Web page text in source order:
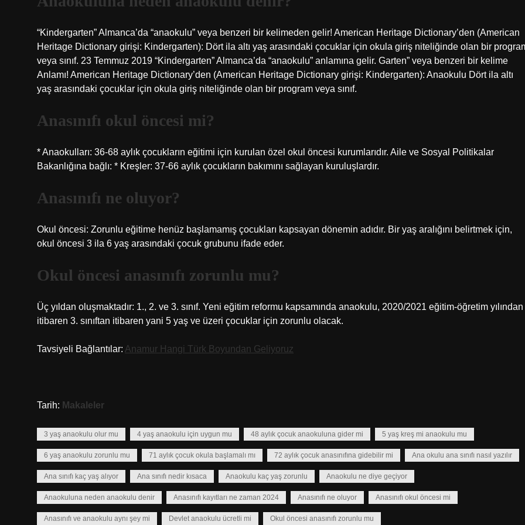
“Kindergarten” Almanca’da “anaokulu” veya benzeri bir kelimeden gelir! American Heritage Dictionary’den (American
Heritage Dictionary girişi: Kindergarten): Dört ila altı yaş arasındaki çocuklar için okula giriş niteliğinde olan bir
veya sınıf. 23 Temmuz 2019 “Kindergarten” Almanca’da “anaokulu” anlamına gelir. Garten” veya benzeri bir kelime
Anlamı! American Heritage Dictionary’den (American Heritage Dictionary girişi: Kindergarten): Anaokulu Dört ila altı
yaş arasındaki çocuklar için okula giriş niteliğinde olan bir program veya sınıf.
Anasınıfı okul öncesi mi?
* Anaokulları: 36-68 aylık çocukların eğitimi için kurulan özel okul öncesi kurumlarıdır. Aile ve Sosyal Politikalar
Bakanlığına bağlı: * Kreşler: 37-66 aylık çocukların bakımını sağlayan kuruluşlardır.
Anasınıfı ne oluyor?
Okul öncesi: Zorunlu eğitime henüz başlamamış çocukları kapsayan dönemin adıdır. Bir yaş aralığını belirtmek için,
okul öncesi 3 ila 6 yaş arasındaki çocuk grubunu ifade eder.
Okul öncesi anasınıfı zorunlu mu?
Üç yıldan oluşmaktadır: 1., 2. ve 3. sınıf. Yeni eğitim reformu kapsamında anaokulu, 2020/2021 eğitim-öğretim yılından
itibaren 3. sınıftan itibaren yani 5 yaş ve üzeri çocuklar için zorunlu olacak.
Tavsiyeli Bağlantılar: Anamur Hangi Türk Boyundan Geliyoruz
Tarih: Makaleler
3 yaş anaokulu olur mu 4 yaş anaokulu için uygun mu 48 aylık çocuk anaokuluna gider mi 5 yaş kreş mi anaokulu mu
6 yaş anaokulu zorunlu mu 71 aylık çocuk okula başlamalı mı 72 aylık çocuk anasınıfına gidebilir mi Ana okulu ana sınıfı nasıl yazılır
Ana sınıfı kaç yaş alıyor Ana sınıfı nedir kısaca Anaokulu kaç yaş zorunlu Anaokulu ne diye geçiyor
Anaokuluna neden anaokulu denir Anasınıfı kayıtları ne zaman 2024 Anasınıfı ne oluyor Anasınıfı okul öncesi mi
Anasınıfı ve anaokulu aynı şey mi Devlet anaokulu ücretli mi Okul öncesi anasınıfı zorunlu mu